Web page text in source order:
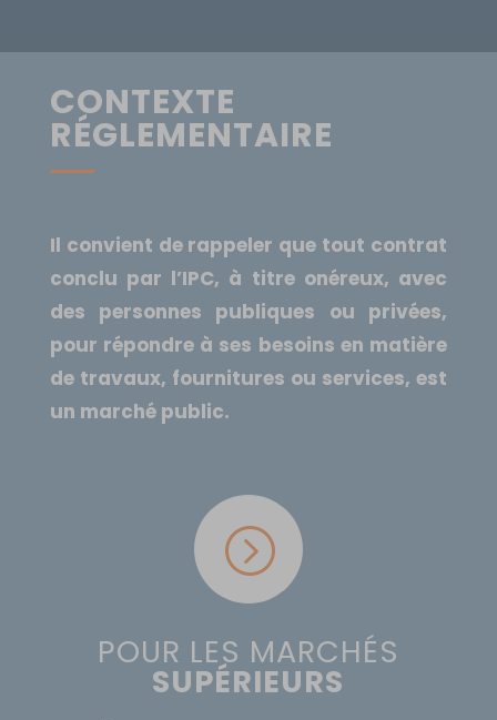
CONTEXTE
RÉGLEMENTAIRE
Il convient de rappeler que tout contrat
conclu par l’IPC, à titre onéreux, avec
des personnes publiques ou privées,
pour répondre à ses besoins en matière
de travaux, fournitures ou services, est
un marché public.
=
POUR LES MARCHÉS
SUPÉRIEURS